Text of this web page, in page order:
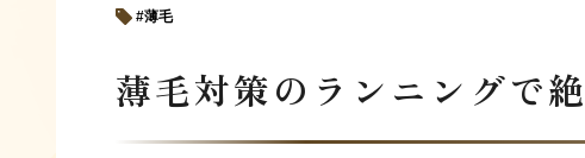
薄毛
薄毛対策のランニングで